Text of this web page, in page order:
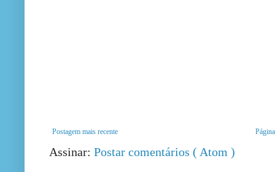
Postagem mais recente
Assinar: Postar comentários ( Atom )